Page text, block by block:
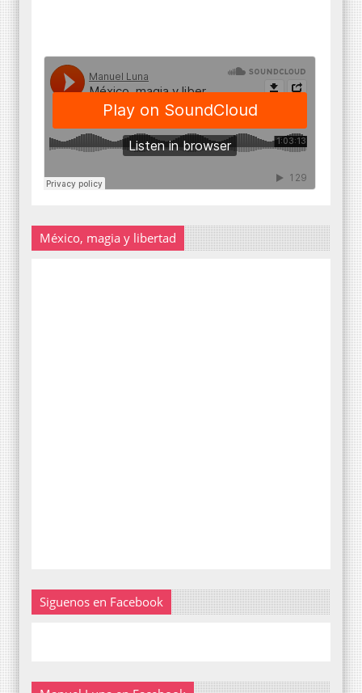
México, magia y libertad
Siguenos en Facebook